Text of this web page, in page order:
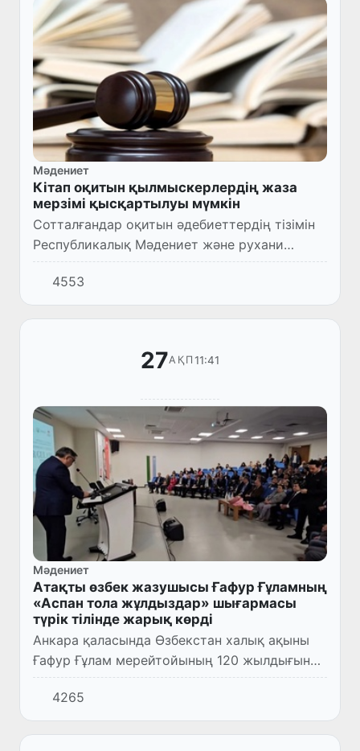
Мәдениет
Кітап оқитын қылмыскерлердің жаза
мерзімі қысқартылуы мүмкін
Сотталғандар оқитын әдебиеттердің тізімін
Республикалық Мәдениет және рухани
орталығы бекітеді.
4553
27АҚП 11:41
Мәдениет
Атақты өзбек жазушысы Ғафур Ғұламның
«Аспан тола жұлдыздар» шығармасы
түрік тілінде жарық көрді
Анкара қаласында Өзбекстан халық ақыны
Ғафур Ғұлам мерейтойының 120 жылдығына
орай түрік тілінде жарық көрген «Аспан тола
жұлдыздар» атты кітабының тұсаукесері
өтті.
4265